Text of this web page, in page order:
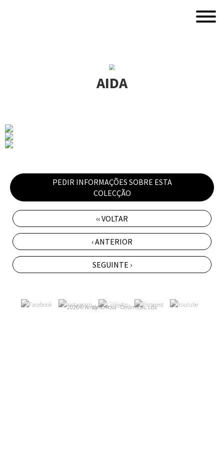
AIDA
PEDIR INFORMAÇÕES SOBRE ESTA
COLECÇÃO
‹‹ VOLTAR
‹ ANTERIOR
SEGUINTE ›
2026 © António Rosa - Cerâmicas, Lda
by